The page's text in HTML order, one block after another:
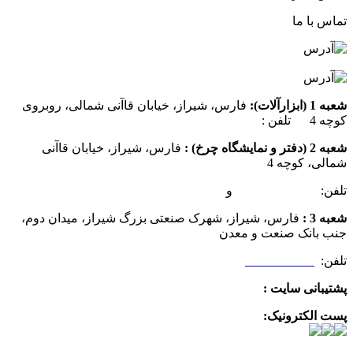
تماس با ما
شعبه 1 (ابزارآلات):
فارس، شیراز، خیابان قاآنی شمالی، روبروی
کوچه 4 تلفن :
شعبه 2 (دفتر و نمایشگاه چرخ) :
فارس، شیراز، خیابان قاآنی
شمالی، کوچه 4
تلفن: و
شعبه 3 :
فارس، شیراز، شهرک صنعتی بزرگ شیراز، میدان دوم،
جنب بانک صنعت و معدن
تلفن:
پشتیبانی سایت :
پست الکترونیک: